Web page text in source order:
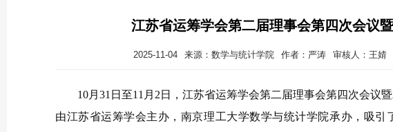
江苏省运筹学会第二届理事会第四次会议
2025-11-04 来源：数学与统计学院 作者：严涛 审核人：王婧
10月31日至11月2日，江苏省运筹学会第二届理事会第四次会议
由江苏省运筹学会主办，南京理工大学数学与统计学院承办，吸引